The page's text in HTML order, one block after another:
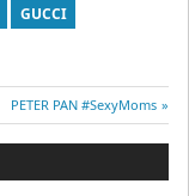
GUCCI
Entrada
siguiente:
PETER PAN #SexyMoms